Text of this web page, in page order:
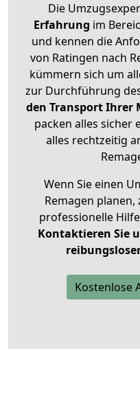
Die
Erfahrung im
und kennen die
von Ratingen nach
kümmern sich um
zur Durchführung
den Transport Ihrer
packen alles sicher
alles rechtzeitig
Wenn Sie einen
Remagen
professionelle
Kontaktieren Sie
Kostenlose